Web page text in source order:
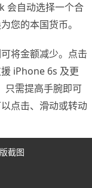
会自动选择一个合
您的本国货币。
将金额减少。点击
iPhone 6s 及更
只需提高手腕即可
点击、滑动或转动
截图